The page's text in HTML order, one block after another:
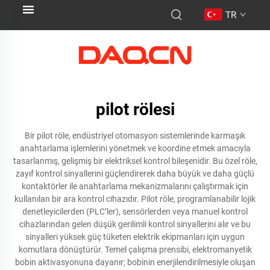
TR
pilot rölesi
Bir pilot röle, endüstriyel otomasyon sistemlerinde karmaşık
anahtarlama işlemlerini yönetmek ve koordine etmek amacıyla
tasarlanmış, gelişmiş bir elektriksel kontrol bileşenidir. Bu özel röle,
zayıf kontrol sinyallerini güçlendirerek daha büyük ve daha güçlü
kontaktörler ile anahtarlama mekanizmalarını çalıştırmak için
kullanılan bir ara kontrol cihazıdır. Pilot röle, programlanabilir lojik
denetleyicilerden (PLC’ler), sensörlerden veya manuel kontrol
cihazlarından gelen düşük gerilimli kontrol sinyallerini alır ve bu
sinyalleri yüksek güç tüketen elektrik ekipmanları için uygun
komutlara dönüştürür. Temel çalışma prensibi, elektromanyetik
bobin aktivasyonuna dayanır; bobinin enerjilendirilmesiyle oluşan